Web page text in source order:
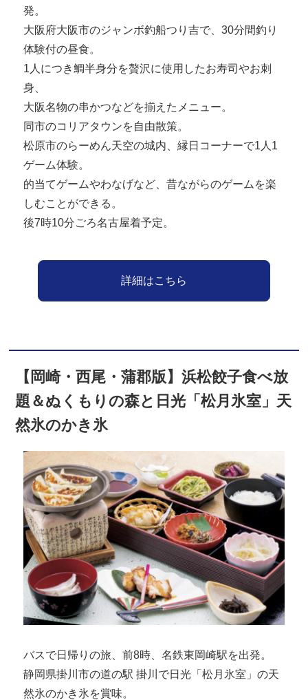
発。
大阪府大阪市のジャンボ釣船つり吉で、30分間釣り
体験付の昼食。
1人につき鯛半身分を贅沢に使用したお寿司やお刺
身、
大阪名物の串かつなどを揃えたメニュー。
同市のコリアタウンを自由散策。
松原市のらーめん天空の城内、縁日コーナーで1人1
ゲーム体験。
的当てゲームやわなげなど、昔ながらのゲームを楽
しむことができる。
後7時10分ごろ名古屋着予定。
詳細はこちら
【岡崎・西尾・蒲郡版】浜松餃子食べ放
題＆ぬくもりの森と日光「松月氷室」天
然氷のかき氷
バスで日帰りの旅、前8時、名鉄東岡崎駅を出発。
静岡県掛川市の道の駅 掛川で日光「松月氷室」の天
然氷のかき氷を賞味。